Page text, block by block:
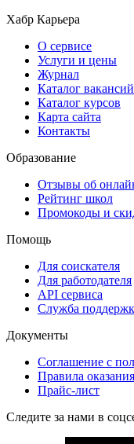
Хабр Карьера
О сервисе
Услуги и цены
Журнал
Каталог вакансий
Каталог курсов
Карта сайта
Контакты
Образование
Отзывы об
Рейтинг школ
Промокоды и
Помощь
Для соискателя
Для работодателя
API сервиса
Служба
Документы
Соглашение с
Правила
Прайс-лист
Следите за нами в